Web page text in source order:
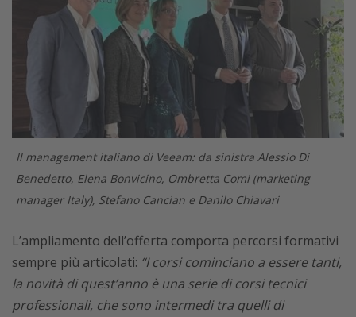
Il management italiano di Veeam: da sinistra Alessio Di
Benedetto, Elena Bonvicino, Ombretta Comi (marketing
manager Italy), Stefano Cancian e Danilo Chiavari
L’ampliamento dell’offerta comporta percorsi formativi
sempre più articolati: “I corsi cominciano a essere tanti,
la novità di quest’anno è una serie di corsi tecnici
professionali, che sono intermedi tra quelli di